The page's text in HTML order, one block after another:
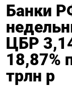
Банки
ЦБР
18,87%
трлн р